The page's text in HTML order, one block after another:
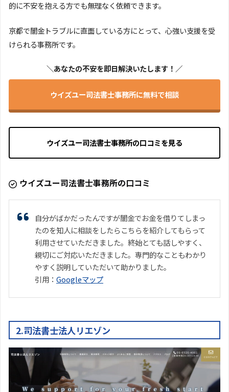
的に不安を抱える方でも無理なく依頼できます。
京都で闇金トラブルに直面している方にとって、心強い支援を受
けられる事務所です。
＼あなたの不安を即日解決いたします！／
ウイズユー司法書士事務所に無料で相談
ウイズユー司法書士事務所の口コミを見る
ウイズユー司法書士事務所の口コミ
自分がばかだったんですが闇金でお金を借りてしまっ
たのを知人に相談をしたらこちらを紹介してもらって
利用させていただきました。終始とても話しやすく、
親切にご対応いただきました。専門的なこともわかり
やすく説明していただいて助かりました。
引用： Googleマップ
2.司法書士法人リエゾン